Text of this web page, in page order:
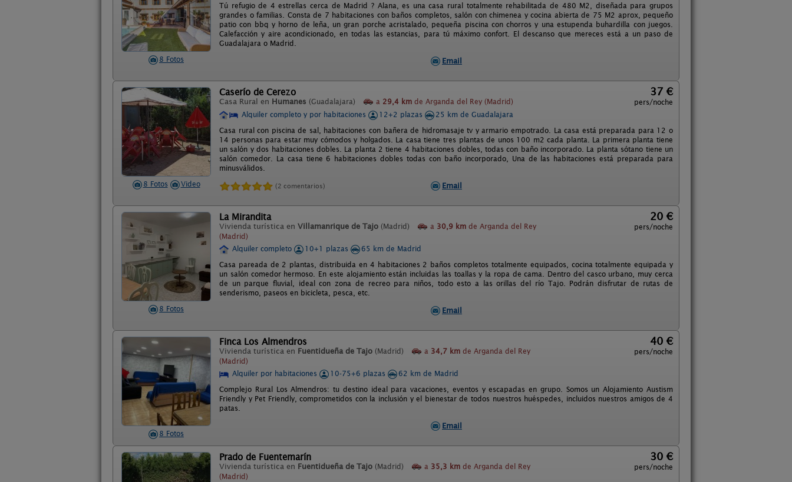
8 Fotos
Tú refugio de 4 estrellas cerca de Madrid ? Alana, es una casa rural totalmente rehabilitada de 480 M2, diseñada para grupos
grandes o familias. Consta de 7 habitaciones con baños completos, salón con chimenea y cocina abierta de 75 M2 aprox, pequeño
patio con bbq y horno de leña, un gran porche acristalado, pequeña piscina con chorros y una estupenda buhardilla con juegos.
Calefacción y aire acondicionado, en todas las estancias, para tú máximo confort. El descanso que mereces está a un paso de
Guadalajara o Madrid.
Email
8 Fotos Video
Caserío de Cerezo
Casa Rural en Humanes (Guadalajara) a 29,4 km de Arganda del Rey (Madrid)
37 €
pers/noche
Alquiler completo y por habitaciones
12+2 plazas
25 km de Guadalajara
Casa rural con piscina de sal, habitaciones con bañera de hidromasaje tv y armario empotrado. La casa está preparada para 12 o
14 personas para estar muy cómodos y holgados. La casa tiene tres plantas de unos 100 m2 cada planta. La primera planta tiene
un salón y dos habitaciones dobles. La planta 2 tiene 4 habitaciones dobles, todas con baño incorporado. La planta sótano tiene un
salón comedor. La casa tiene 6 habitaciones dobles todas con baño incorporado, Una de las habitaciones está preparada para
minusválidos.
(2 comentarios) Email
8 Fotos
La Mirandita
Vivienda turística en Villamanrique de Tajo (Madrid) a 30,9 km de Arganda del Rey
(Madrid)
20 €
pers/noche
Alquiler completo 10+1 plazas
65 km de Madrid
Casa pareada de 2 plantas, distribuida en 4 habitaciones 2 baños completos totalmente equipados, cocina totalmente equipada y
un salón comedor hermoso. En este alojamiento están incluidas las toallas y la ropa de cama. Dentro del casco urbano, muy cerca
de un parque fluvial, ideal con zona de recreo para niños, todo esto a las orillas del río Tajo. Podrán disfrutar de rutas de
senderismo, paseos en bicicleta, pesca, etc.
Email
8 Fotos
Finca Los Almendros
Vivienda turística en Fuentidueña de Tajo (Madrid) a 34,7 km de Arganda del Rey
(Madrid)
40 €
pers/noche
Alquiler por habitaciones 10-75+6 plazas
62 km de Madrid
Complejo Rural Los Almendros: tu destino ideal para vacaciones, eventos y escapadas en grupo. Somos un Alojamiento Austism
Friendly y Pet Friendly, comprometidos con la inclusión y el bienestar de todos nuestros huéspedes, incluidos nuestros amigos de 4
patas.
Email
Prado de Fuentemarín
Vivienda turística en Fuentidueña de Tajo (Madrid) a 35,3 km de Arganda del Rey
(Madrid)
30 €
pers/noche